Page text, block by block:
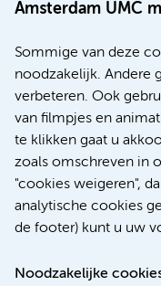
Amsterdam UMC
Sommige van deze
noodzakelijk. Andere
verbeteren. Ook
van filmpjes en
te klikken gaat u
zoals omschreven in
"cookies weigeren",
analytische cookies
de footer) kunt u uw
Noodzakelijke
voor patiënten met